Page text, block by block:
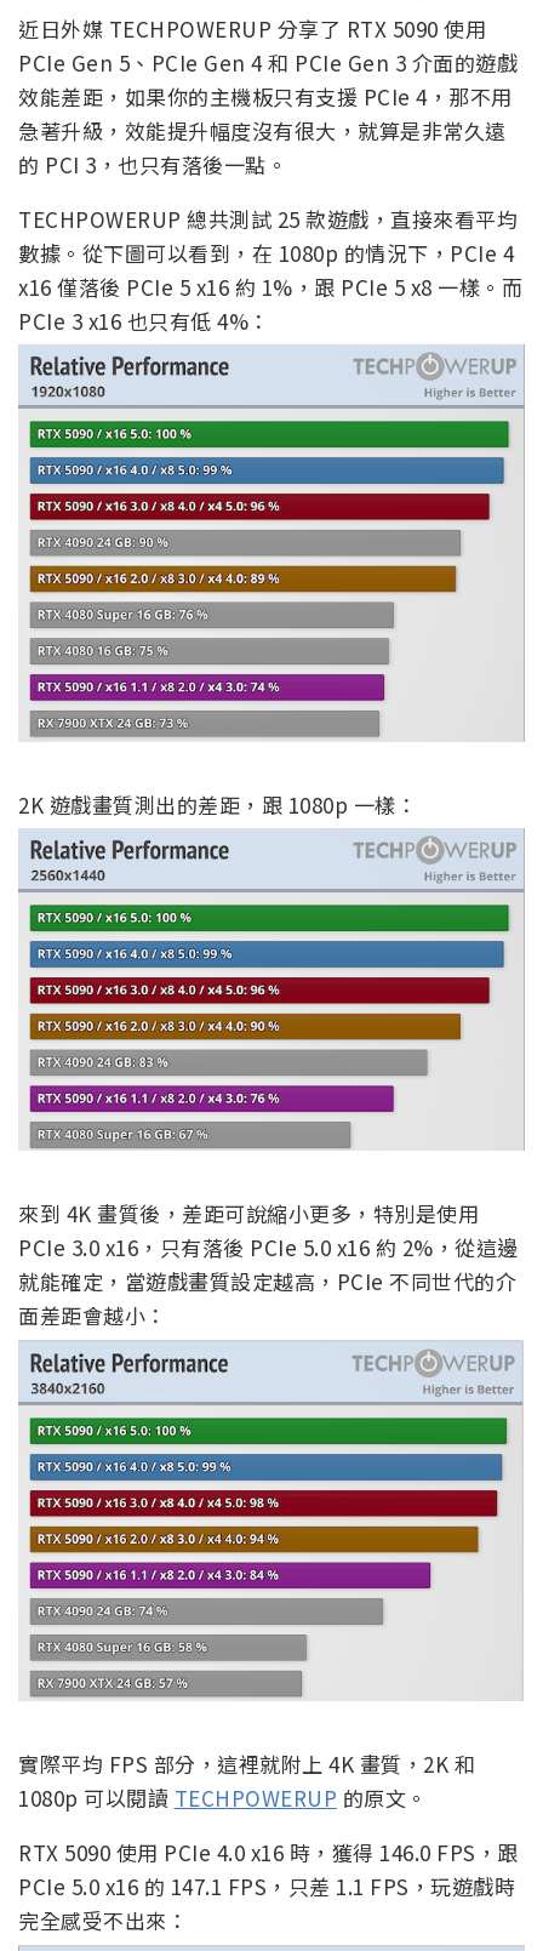
近日外媒 TECHPOWERUP 分享了 RTX 5090 使用
PCIe Gen 5、PCIe Gen 4 和 PCIe Gen 3 介面的遊戲
效能差距，如果你的主機板只有支援 PCIe 4，那不用
急著升級，效能提升幅度沒有很大，就算是非常久遠
的 PCI 3，也只有落後一點。
TECHPOWERUP 總共測試 25 款遊戲，直接來看平均
數據。從下圖可以看到，在 1080p 的情況下，PCIe 4
x16 僅落後 PCIe 5 x16 約 1%，跟 PCIe 5 x8 一樣。而
PCIe 3 x16 也只有低 4%：
2K 遊戲畫質測出的差距，跟 1080p 一樣：
來到 4K 畫質後，差距可說縮小更多，特別是使用
PCIe 3.0 x16，只有落後 PCIe 5.0 x16 約 2%，從這邊
就能確定，當遊戲畫質設定越高，PCIe 不同世代的介
面差距會越小：
實際平均 FPS 部分，這裡就附上 4K 畫質，2K 和
1080p 可以閱讀 TECHPOWERUP 的原文。
RTX 5090 使用 PCIe 4.0 x16 時，獲得 146.0 FPS，跟
PCIe 5.0 x16 的 147.1 FPS，只差 1.1 FPS，玩遊戲時
完全感受不出來：